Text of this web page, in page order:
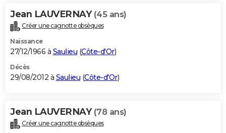
Jean LAUVERNAY (45 ans)
Créer une cagnotte obsèques
Naissance
27/12/1966 à Saulieu (Côte-d'Or)
Décès
29/08/2012 à Saulieu (Côte-d'Or)
Jean LAUVERNAY (78 ans)
Créer une cagnotte obsèques